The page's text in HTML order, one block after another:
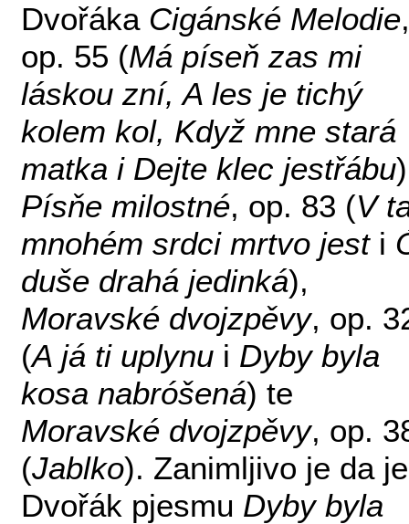
Dvořáka Cigánské Melodie,
op. 55 (Má píseň zas mi
láskou zní, A les je tichý
kolem kol, Když mne stará
matka i Dejte klec jestřábu
Písňe milostné, op. 83 (V
mnohém srdci mrtvo jest i
duše drahá jedinká),
Moravské dvojzpěvy, op.
(A já ti uplynu i Dyby byla
kosa nabróšená) te
Moravské dvojzpěvy, op.
(Jablko). Zanimljivo je da je
Dvořák pjesmu Dyby byla